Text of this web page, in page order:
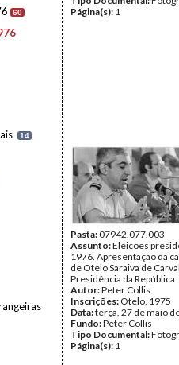
60
14
Página(s): 1
Pasta:07942.077.003
Assunto:Eleições
1976. Apresentação da
de Otelo Saraiva de
Presidência da República.
Autor:Peter Collis
Inscrições: Otelo, 1975
Data:terça, 27 de maio
Fundo:Peter Collis
Tipo Documental:
Página(s): 1